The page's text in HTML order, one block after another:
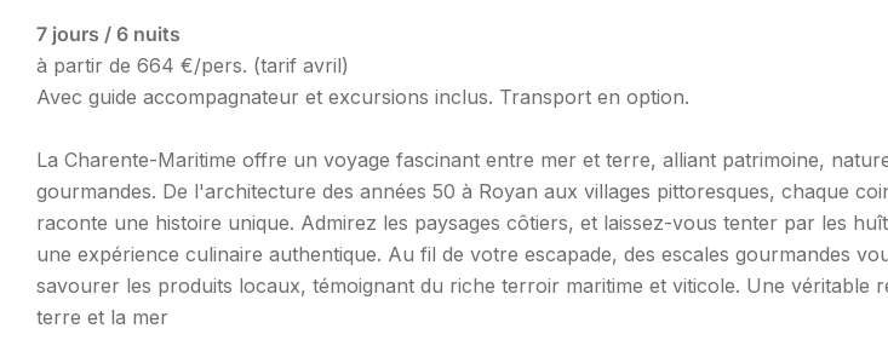
7 jours / 6 nuits
à partir de 664 €/pers. (tarif avril)
Avec guide accompagnateur et excursions inclus. Transport en option.
La Charente-Maritime offre un voyage fascinant entre mer et terre, alliant patrimoine,
gourmandes. De l'architecture des années 50 à Royan aux villages pittoresques, chaque
raconte une histoire unique. Admirez les paysages côtiers, et laissez-vous tenter par les
une expérience culinaire authentique. Au fil de votre escapade, des escales gourmandes
savourer les produits locaux, témoignant du riche terroir maritime et viticole. Une véritable
terre et la mer